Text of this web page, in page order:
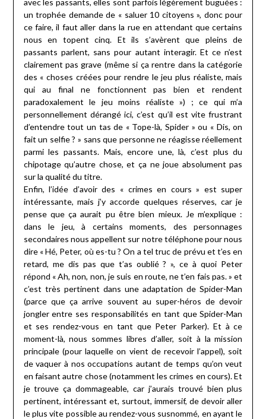
avec les passants, elles sont parfois légèrement buguées :
un trophée demande de « saluer 10 citoyens », donc pour
ce faire, il faut aller dans la rue en attendant que certains
nous en topent cinq. Et ils s’avèrent que pleins de
passants parlent, sans pour autant interagir. Et ce n’est
clairement pas grave (même si ça rentre dans la catégorie
des « choses créées pour rendre le jeu plus réaliste, mais
qui au final ne fonctionnent pas bien et rendent
paradoxalement le jeu moins réaliste ») ; ce qui m’a
personnellement dérangé ici, c’est qu’il est vite frustrant
d’entendre tout un tas de « Tope-là, Spider » ou « Dis, on
fait un selfie ? » sans que personne ne réagisse réellement
parmi les passants. Mais, encore une, là, c’est plus du
chipotage qu’autre chose, et ça ne joue absolument pas
sur la qualité du titre.
Enfin, l’idée d’avoir des « crimes en cours » est super
intéressante, mais j’y accorde quelques réserves, car je
pense que ça aurait pu être bien mieux. Je m’explique :
dans le jeu, à certains moments, des personnages
secondaires nous appellent sur notre téléphone pour nous
dire « Hé, Peter, où es-tu ? On a tel truc de prévu et t’es en
retard, me dis pas que t’as oublié ? », ce à quoi Peter
répond « Ah, non, non, je suis en route, ne t’en fais pas. » et
c’est très pertinent dans une adaptation de Spider-Man
(parce que ça arrive souvent au super-héros de devoir
jongler entre ses responsabilités en tant que Spider-Man
et ses rendez-vous en tant que Peter Parker). Et à ce
moment-là, nous sommes libres d’aller, soit à la mission
principale (pour laquelle on vient de recevoir l’appel), soit
de vaquer à nos occupations autant de temps qu’on veut
en faisant autre chose (notamment les crimes en cours). Et
je trouve ça dommageable, car j’aurais trouvé bien plus
pertinent, intéressant et, surtout, immersif, de devoir aller
le plus vite possible au rendez-vous susnommé, en ayant le